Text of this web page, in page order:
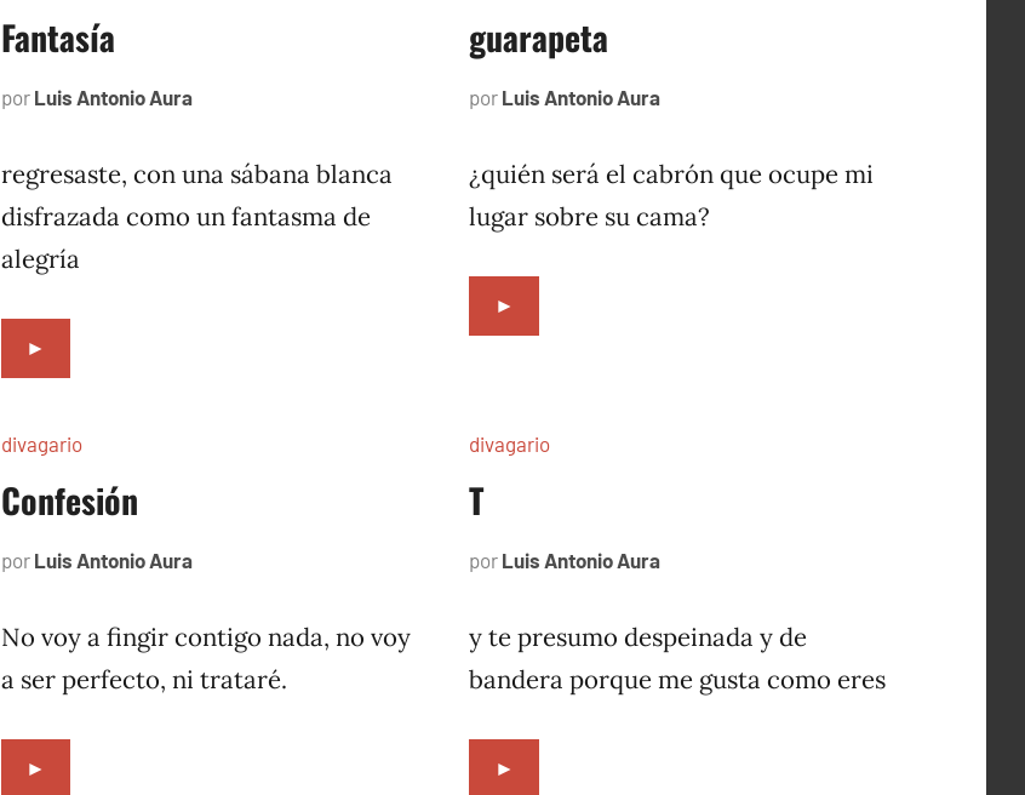
Fantasía
por Luis Antonio Auraoctubre
1996
regresaste, con una sábana blanca
disfrazada como un fantasma de
alegría
►
guarapeta
por Luis Antonio Aura
1996
¿quién será el cabrón que ocupe mi
lugar sobre su cama?
►
divagario
Confesión
por Luis Antonio Auraoctubre
1996
No voy a fingir contigo nada, no voy
a ser perfecto, ni trataré.
►
divagario
T
por Luis Antonio Aura
1996
y te presumo despeinada y de
bandera porque me gusta como eres
►